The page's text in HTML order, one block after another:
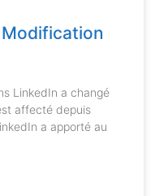
LinkedIn a changé
affecté depuis
a apporté au